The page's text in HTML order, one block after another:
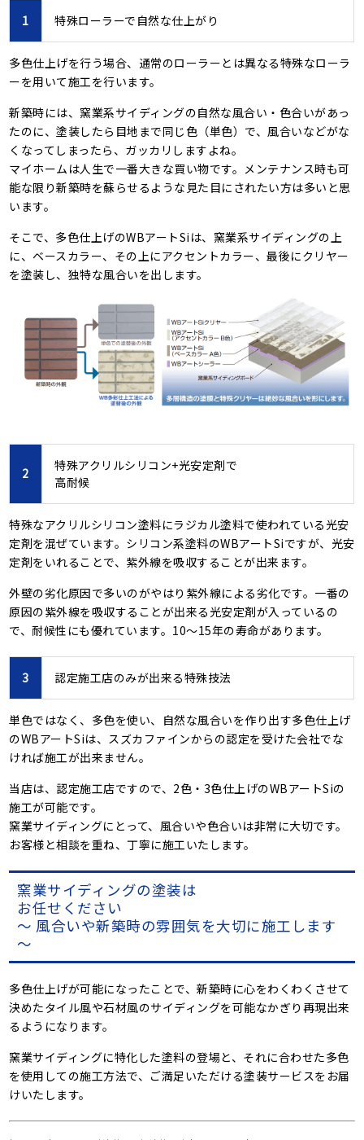
1 特殊ローラーで自然な仕上がり
多色仕上げを行う場合、通常のローラーとは異なる特殊なローラ
ーを用いて施工を行います。
新築時には、窯業系サイディングの自然な風合い・色合いがあっ
たのに、塗装したら目地まで同じ色（単色）で、風合いなどがな
くなってしまったら、ガッカリしますよね。
マイホームは人生で一番大きな買い物です。メンテナンス時も可
能な限り新築時を蘇らせるような見た目にされたい方は多いと思
います。
そこで、多色仕上げのWBアートSiは、窯業系サイディングの上
に、ベースカラー、その上にアクセントカラー、最後にクリヤー
を塗装し、独特な風合いを出します。
2
特殊アクリルシリコン+光安定剤で
高耐候
特殊なアクリルシリコン塗料にラジカル塗料で使われている光安
定剤を混ぜています。シリコン系塗料のWBアートSiですが、光安
定剤をいれることで、紫外線を吸収することが出来ます。
外壁の劣化原因で多いのがやはり紫外線による劣化です。一番の
原因の紫外線を吸収することが出来る光安定剤が入っているの
で、耐候性にも優れています。10～15年の寿命があります。
3 認定施工店のみが出来る特殊技法
単色ではなく、多色を使い、自然な風合いを作り出す多色仕上げ
のWBアートSiは、スズカファインからの認定を受けた会社でな
ければ施工が出来ません。
当店は、認定施工店ですので、2色・3色仕上げのWBアートSiの
施工が可能です。
窯業サイディングにとって、風合いや色合いは非常に大切です。
お客様と相談を重ね、丁寧に施工いたします。
窯業サイディングの塗装は
お任せください
～ 風合いや新築時の雰囲気を大切に施工します
～
多色仕上げが可能になったことで、新築時に心をわくわくさせて
決めたタイル風や石材風のサイディングを可能なかぎり再現出来
るようになります。
窯業サイディングに特化した塗料の登場と、それに合わせた多色
を使用しての施工方法で、ご満足いただける塗装サービスをお届
けいたします。